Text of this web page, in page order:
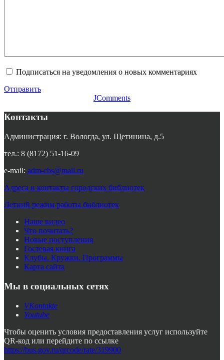
Подписаться на уведомления о новых комментариях
Отправить
JComments
Контакты
Администрация: г. Вологда, ул. Щетинина, д.5
тел.: 8 (8172) 51-16-09
e-mail: adm-cbs@mail.ru
Адреса и контакты городских библиотек
Летний режим работы библиотек
Наше видео
Что почитать?
Новые поступления
Гостевая книга
Клубы. Кружки. Программы
Карта сайта
Мы в социальных сетях
VKontakte
Youtube
Чтобы оценить условия предоставления услуг используйте
QR-код или перейдите по ссылке
https://bus.gov.ru/qrcode/rate/319900